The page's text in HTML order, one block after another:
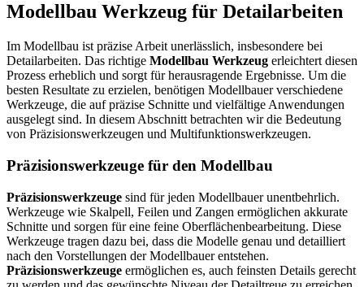
Modellbau Werkzeug für Detailarbeiten
Im Modellbau ist präzise Arbeit unerlässlich, insbesondere bei
Detailarbeiten. Das richtige Modellbau Werkzeug erleichtert diesen
Prozess erheblich und sorgt für herausragende Ergebnisse. Um die
besten Resultate zu erzielen, benötigen Modellbauer verschiedene
Werkzeuge, die auf präzise Schnitte und vielfältige Anwendungen
ausgelegt sind. In diesem Abschnitt betrachten wir die Bedeutung
von Präzisionswerkzeugen und Multifunktionswerkzeugen.
Präzisionswerkzeuge für den Modellbau
Präzisionswerkzeuge sind für jeden Modellbauer unentbehrlich.
Werkzeuge wie Skalpell, Feilen und Zangen ermöglichen akkurate
Schnitte und sorgen für eine feine Oberflächenbearbeitung. Diese
Werkzeuge tragen dazu bei, dass die Modelle genau und detailliert
nach den Vorstellungen der Modellbauer entstehen.
Präzisionswerkzeuge ermöglichen es, auch feinsten Details gerecht